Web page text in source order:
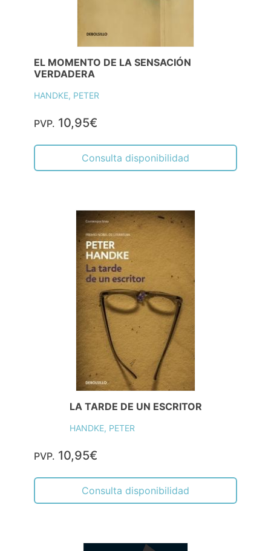
EL MOMENTO DE LA SENSACIÓN
VERDADERA
HANDKE, PETER
PVP. 10,95€
Consulta disponibilidad
LA TARDE DE UN ESCRITOR
HANDKE, PETER
PVP. 10,95€
Consulta disponibilidad